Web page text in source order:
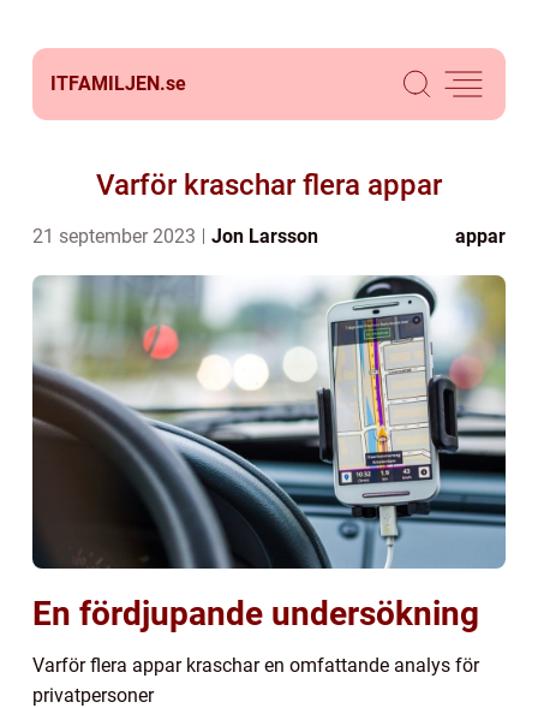
ITFAMILJEN.se
Varför kraschar flera appar
21 september 2023 Jon Larsson appar
En fördjupande undersökning
Varför flera appar kraschar en omfattande analys för
privatpersoner